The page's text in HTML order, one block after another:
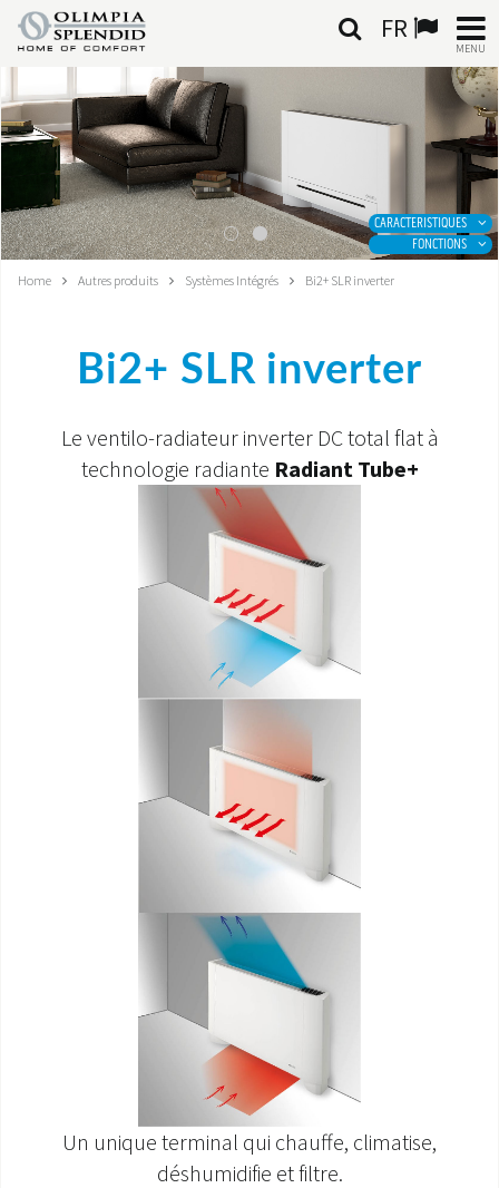
FR
MENU
FRANÇAIS
HOME
CLIMATISATION
CHAUFFAGE
SYSTÈMES INTÉGRÉS
CARACTERISTIQUES
FONCTIONS
Home Autres produits Systèmes Intégrés Bi2+ SLR inverter
Bi2+ SLR inverter
Le ventilo-radiateur inverter DC total flat à
technologie radiante Radiant Tube+
Un unique terminal qui chauffe, climatise,
déshumidifie et filtre.